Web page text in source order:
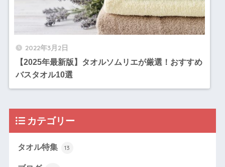
2022年3月2日
【2025年最新版】タオルソムリエが厳選！おすすめ
バスタオル10選
カテゴリー
タオル特集 13